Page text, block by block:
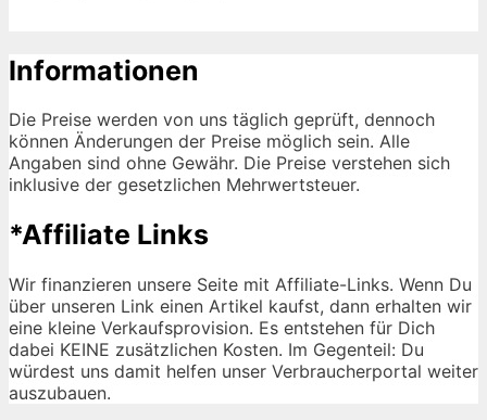
Informationen
Die Preise werden von uns täglich geprüft, dennoch
können Änderungen der Preise möglich sein. Alle
Angaben sind ohne Gewähr. Die Preise verstehen sich
inklusive der gesetzlichen Mehrwertsteuer.
*Affiliate Links
Wir finanzieren unsere Seite mit Affiliate-Links. Wenn Du
über unseren Link einen Artikel kaufst, dann erhalten wir
eine kleine Verkaufsprovision. Es entstehen für Dich
dabei KEINE zusätzlichen Kosten. Im Gegenteil: Du
würdest uns damit helfen unser Verbraucherportal weiter
auszubauen.